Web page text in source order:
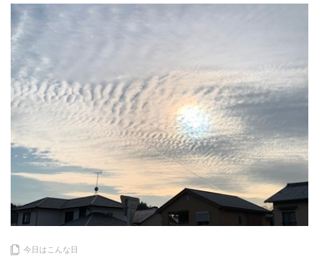
今日はこんな日